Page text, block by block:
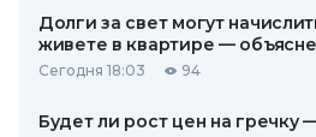
Долги за свет могут
живете в квартире —
Сегодня 18:03 94
Будет ли рост цен на гречку